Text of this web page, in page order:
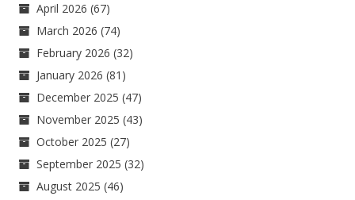
April 2026 (67)
March 2026 (74)
February 2026 (32)
January 2026 (81)
December 2025 (47)
November 2025 (43)
October 2025 (27)
September 2025 (32)
August 2025 (46)